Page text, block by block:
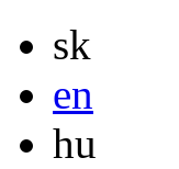
sk
en
hu